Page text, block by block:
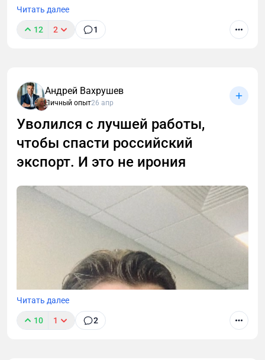
В этой статье разберём, чем инвестиционный
проект отличается от «классического» ремонта,
как собственнику избежать типичных ошибок и
максимально окупить вложения.
Читать далее
12 2 1
Андрей Вахрушев
Личный опыт26 апр
Уволился с лучшей работы,
чтобы спасти российский
экспорт. И это не ирония
Читать далее
10 1 2